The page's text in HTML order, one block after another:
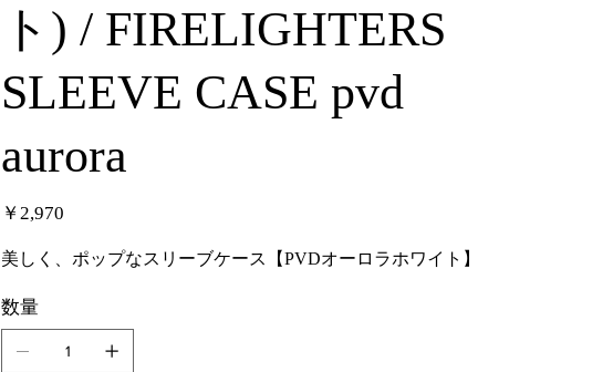
ト) / FIRELIGHTERS
SLEEVE CASE pvd
aurora
価
格
￥2,970
美しく、ポップなスリーブケース【PVDオーロラホワイト】
数量